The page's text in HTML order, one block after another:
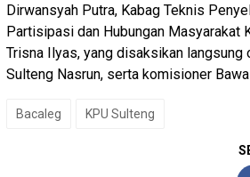
Dirwansyah Putra, Kabag Teknis
Partisipasi dan Hubungan Masyarakat
Trisna Ilyas, yang disaksikan langsung
Sulteng Nasrun, serta komisioner
Bacaleg KPU Sulteng